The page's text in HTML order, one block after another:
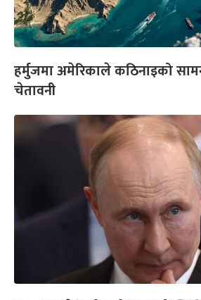
हर्मुजमा अमेरिकाले कठिनाइको
चेतावनी